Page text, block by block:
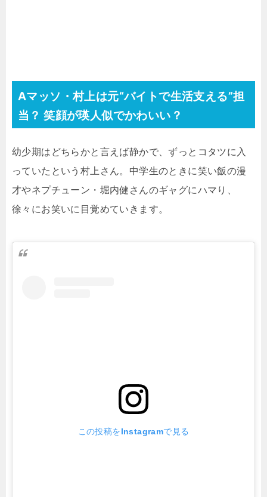
Aマッソ・村上は元“バイトで生活支える”担
当？ 笑顔が瑛人似でかわいい？
幼少期はどちらかと言えば静かで、ずっとコタツに入
っていたという村上さん。中学生のときに笑い飯の漫
才やネプチューン・堀内健さんのギャグにハマり、
徐々にお笑いに目覚めていきます。
この投稿をInstagramで見る